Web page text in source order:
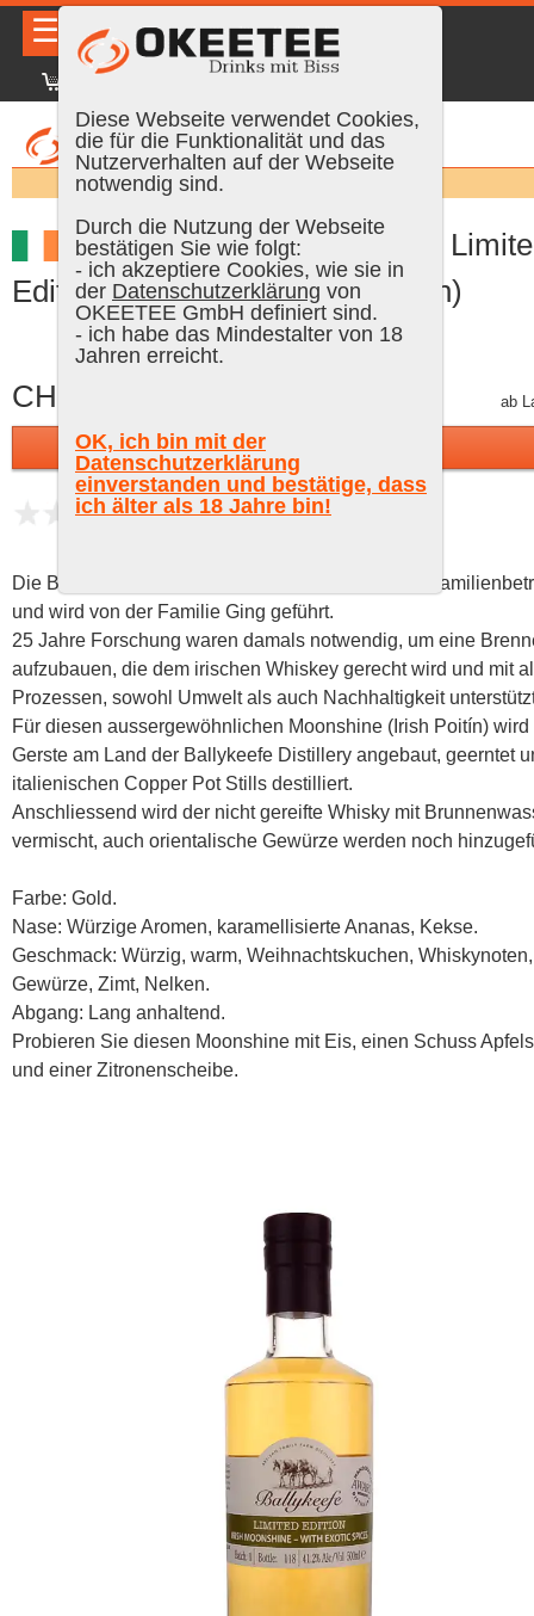
☰ DE FR EN|Anmelden
Suchen:
Ballykeefe Irish Moonshine
Edition, 50 cl, 41.2 % Vol. (Poitin)
CHF 85.95 ab
In den Warenkorb
noch keine Bewertungen
Die Ballykeefe Distillery ist schon seit Jahren ein
und wird von der Familie Ging geführt.
25 Jahre Forschung waren damals notwendig, um eine
aufzubauen, die dem irischen Whiskey gerecht wird und mit
Prozessen, sowohl Umwelt als auch Nachhaltigkeit
Für diesen aussergewöhnlichen Moonshine (Irish Poitín) wird
Gerste am Land der Ballykeefe Distillery angebaut, geerntet
italienischen Copper Pot Stills destilliert.
Anschliessend wird der nicht gereifte Whisky mit
vermischt, auch orientalische Gewürze werden noch
Farbe: Gold.
Nase: Würzige Aromen, karamellisierte Ananas, Kekse.
Geschmack: Würzig, warm, Weihnachtskuchen, Whiskynoten,
Gewürze, Zimt, Nelken.
Abgang: Lang anhaltend.
Probieren Sie diesen Moonshine mit Eis, einen Schuss
und einer Zitronenscheibe.
Diese Webseite verwendet Cookies,
die für die Funktionalität und das
Nutzerverhalten auf der Webseite
notwendig sind.
Durch die Nutzung der Webseite
bestätigen Sie wie folgt:
- ich akzeptiere Cookies, wie sie in
der Datenschutzerklärung von
OKEETEE GmbH definiert sind.
- ich habe das Mindestalter von 18
Jahren erreicht.
OK, ich bin mit der
Datenschutzerklärung
einverstanden und bestätige, dass
ich älter als 18 Jahre bin!